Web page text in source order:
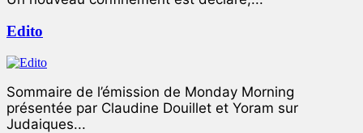
Edito
Sommaire de l’émission de Monday Morning
présentée par Claudine Douillet et Yoram sur
Judaiques...